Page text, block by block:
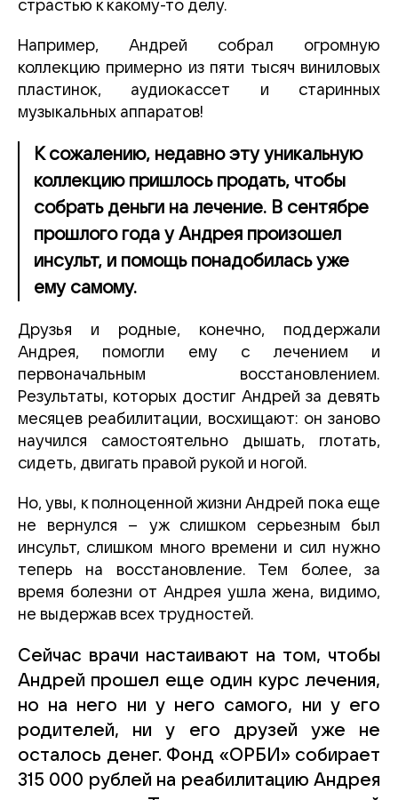
страстью к какому-то делу.
Например, Андрей собрал огромную
коллекцию примерно из пяти тысяч виниловых
пластинок, аудиокассет и старинных
музыкальных аппаратов!
К сожалению, недавно эту уникальную
коллекцию пришлось продать, чтобы
собрать деньги на лечение. В сентябре
прошлого года у Андрея произошел
инсульт, и помощь понадобилась уже
ему самому.
Друзья и родные, конечно, поддержали
Андрея, помогли ему с лечением и
первоначальным восстановлением.
Результаты, которых достиг Андрей за девять
месяцев реабилитации, восхищают: он заново
научился самостоятельно дышать, глотать,
сидеть, двигать правой рукой и ногой.
Но, увы, к полноценной жизни Андрей пока еще
не вернулся – уж слишком серьезным был
инсульт, слишком много времени и сил нужно
теперь на восстановление. Тем более, за
время болезни от Андрея ушла жена, видимо,
не выдержав всех трудностей.
Сейчас врачи настаивают на том, чтобы
Андрей прошел еще один курс лечения,
но на него ни у него самого, ни у его
родителей, ни у его друзей уже не
осталось денег. Фонд «ОРБИ» собирает
315 000 рублей на реабилитацию Андрея